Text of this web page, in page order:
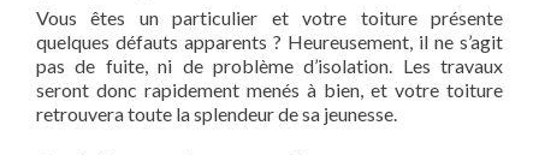
Vous êtes un particulier et votre toiture présente
quelques défauts apparents ? Heureusement, il ne s’agit
pas de fuite, ni de problème d’isolation. Les travaux
seront donc rapidement menés à bien, et votre toiture
retrouvera toute la splendeur de sa jeunesse.